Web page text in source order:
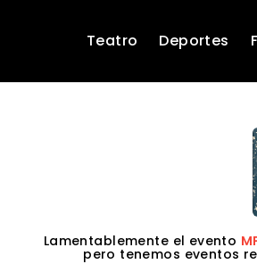
Teatro Deportes
Lamentablemente el evento
pero tenemos eventos